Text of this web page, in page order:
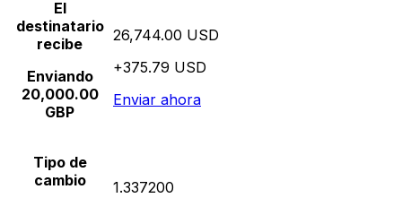
El
destinatario
recibe
Enviando
20,000.00
GBP
26,744.00 USD
+375.79 USD
Enviar ahora
Tipo de
cambio
1.337200